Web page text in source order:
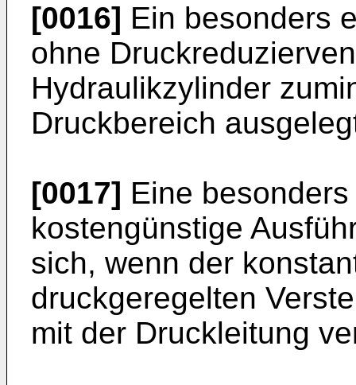
[0016] Ein besonders
ohne
Hydraulikzylinder
Druckbereich
[0017] Eine
kostengünstige
sich, wenn der
druckgeregelten
mit der Druckleitung